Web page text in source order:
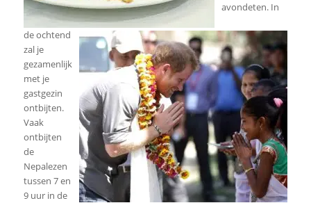
avondeten. In
de ochtend
zal je
gezamenlijk
met je
gastgezin
ontbijten.
Vaak
ontbijten
de
Nepalezen
tussen 7 en
9 uur in de